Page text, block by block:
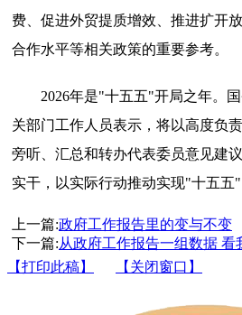
费、促进外贸提质增效、推进扩开
合作水平等相关政策的重要参考。
2026年是"十五五"开局之年。
关部门工作人员表示，将以高度负
旁听、汇总和转办代表委员意见建
实干，以实际行动推动实现"十五五"
上一篇:政府工作报告里的变与不变
下一篇:从政府工作报告一组数据 看
【打印此稿】
【关闭窗口】